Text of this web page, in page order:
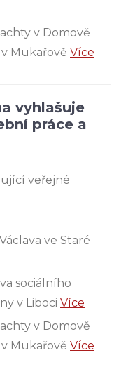
v Domově
Mukařově Více
vyhlašuje
práce a
veřejné
ve Staré
sociálního
v Liboci Více
v Domově
Mukařově Více